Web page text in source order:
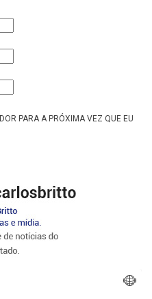
PARA A PRÓXIMA VEZ QUE EU